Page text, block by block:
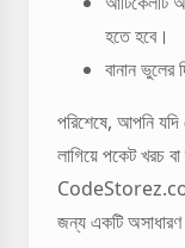
হতে হবে।
বানান ভুলের
পরিশেষে, আপনি যদি
লাগিয়ে পকেট খরচ
জন্য একটি